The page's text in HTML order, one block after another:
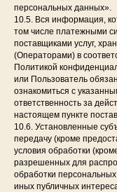
персональных данных».
10.5. Вся информация,
том числе платежными
поставщиками услуг,
(Операторами) в
Политикой
или Пользователь
ознакомиться с
ответственность за
настоящем пункте
10.6. Установленные
передачу (кроме
условия обработки
разрешенных для
обработки
иных публичных